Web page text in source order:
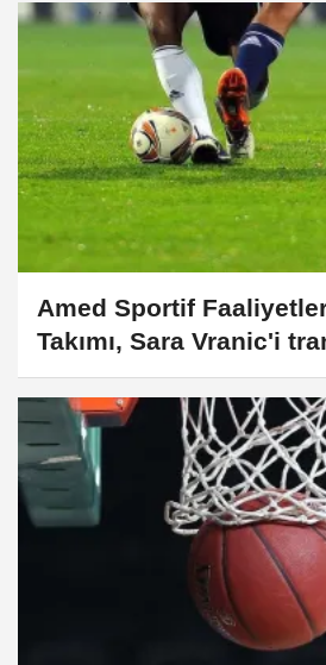
Amed Sportif
Takımı, Sara Vranic'i